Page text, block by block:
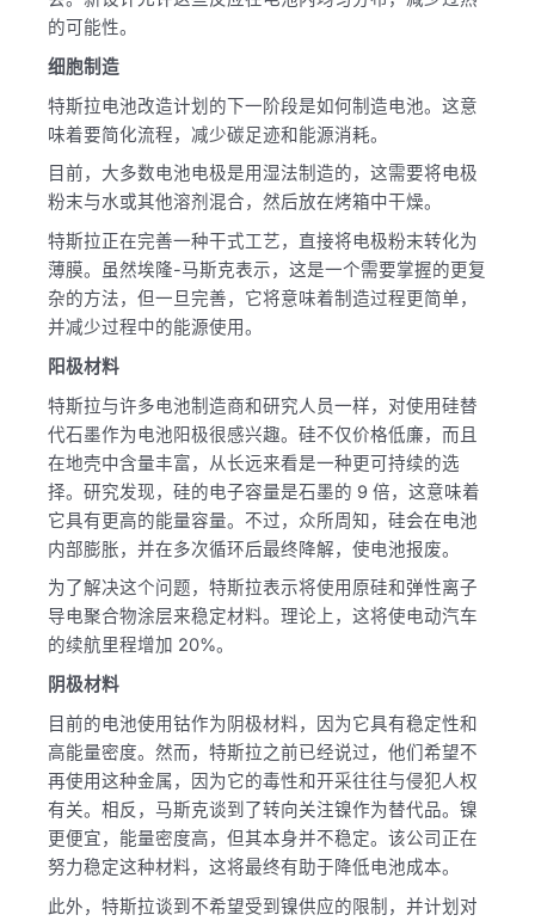
的可能性。
细胞制造
特斯拉电池改造计划的下一阶段是如何制造电池。这意
味着要简化流程，减少碳足迹和能源消耗。
目前，大多数电池电极是用湿法制造的，这需要将电极
粉末与水或其他溶剂混合，然后放在烤箱中干燥。
特斯拉正在完善一种干式工艺，直接将电极粉末转化为
薄膜。虽然埃隆-马斯克表示，这是一个需要掌握的更复
杂的方法，但一旦完善，它将意味着制造过程更简单，
并减少过程中的能源使用。
阳极材料
特斯拉与许多电池制造商和研究人员一样，对使用硅替
代石墨作为电池阳极很感兴趣。硅不仅价格低廉，而且
在地壳中含量丰富，从长远来看是一种更可持续的选
择。研究发现，硅的电子容量是石墨的 9 倍，这意味着
它具有更高的能量容量。不过，众所周知，硅会在电池
内部膨胀，并在多次循环后最终降解，使电池报废。
为了解决这个问题，特斯拉表示将使用原硅和弹性离子
导电聚合物涂层来稳定材料。理论上，这将使电动汽车
的续航里程增加 20%。
阴极材料
目前的电池使用钴作为阴极材料，因为它具有稳定性和
高能量密度。然而，特斯拉之前已经说过，他们希望不
再使用这种金属，因为它的毒性和开采往往与侵犯人权
有关。相反，马斯克谈到了转向关注镍作为替代品。镍
更便宜，能量密度高，但其本身并不稳定。该公司正在
努力稳定这种材料，这将最终有助于降低电池成本。
此外，特斯拉谈到不希望受到镍供应的限制，并计划对